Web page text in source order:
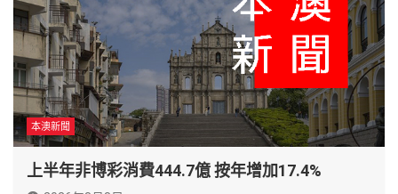
本澳新聞
上半年非博彩消費444.7億 按年增加17.4%